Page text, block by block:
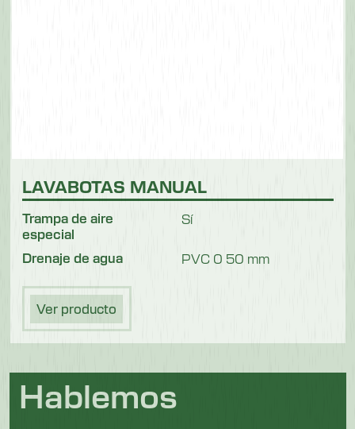
LAVABOTAS MANUAL
Trampa de aire
especial
Sí
Drenaje de agua PVC 0 50 mm
Ver producto
Hablemos